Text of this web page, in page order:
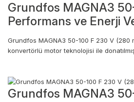
Grundfos MAGNA3
Performans ve Enerji
Grundfos MAGNA3 50-100 F 230 V (280
konvertörlü motor teknolojisi ile
Grundfos MAGNA3